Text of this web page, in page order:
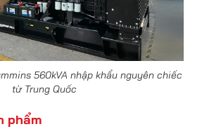
560kVA nhập khẩu nguyên chiếc
từ Trung Quốc
phẩm